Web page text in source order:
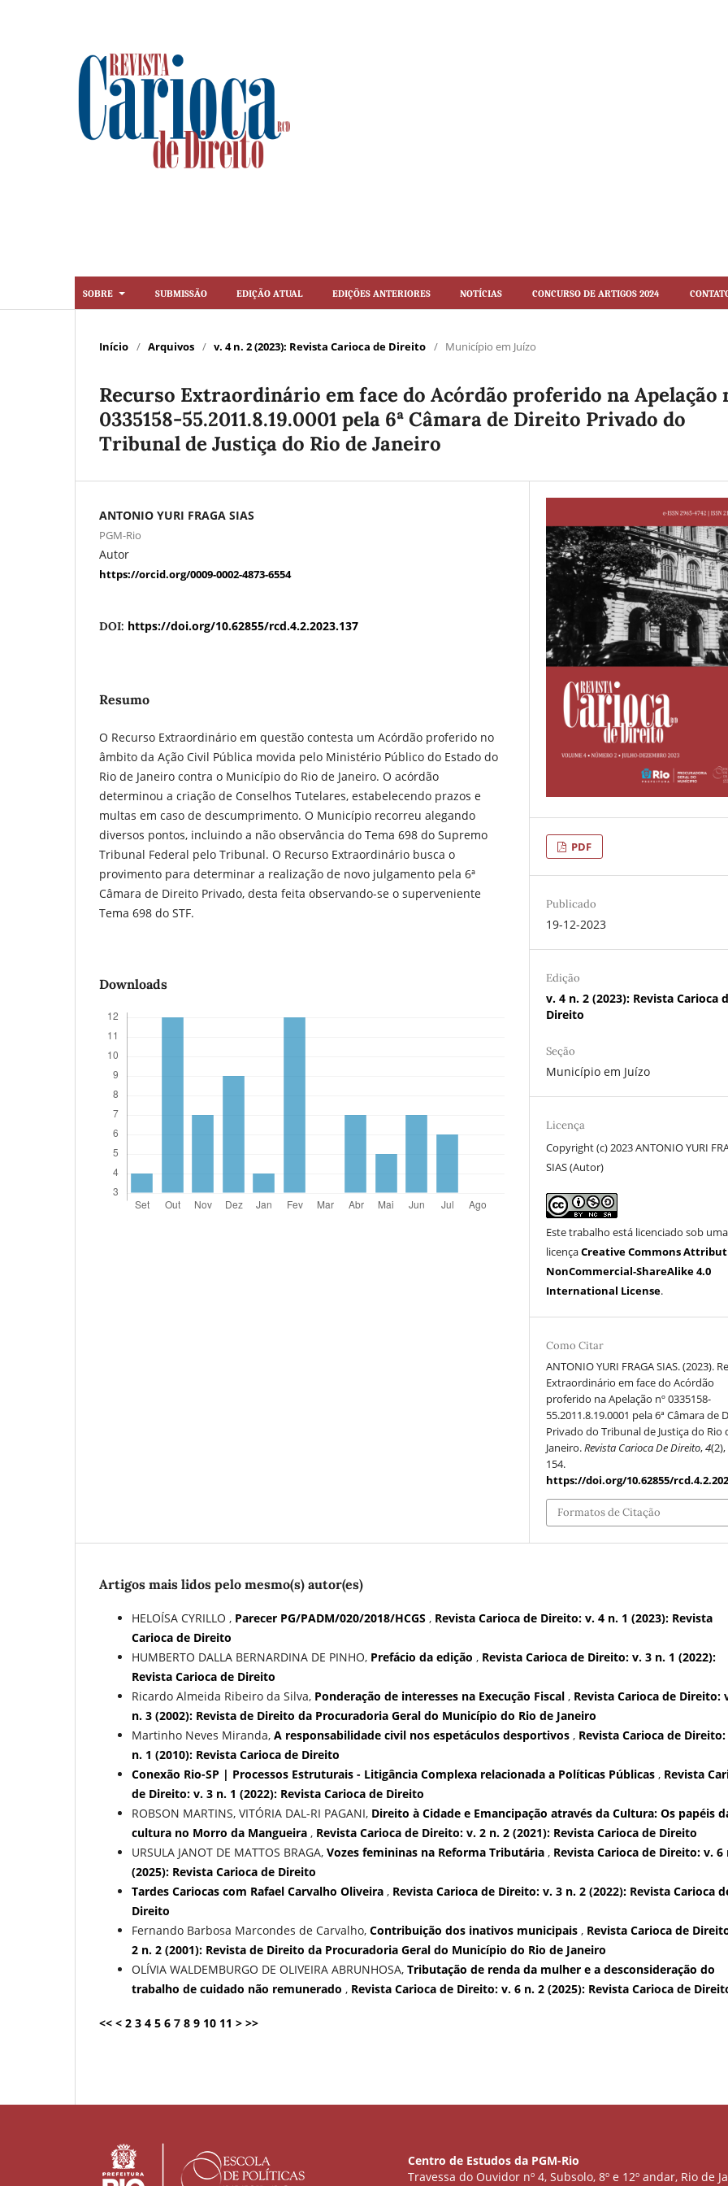
Sobre Submissão Edição Atual Edições Anteriores Notícias Concurso de artigos 2024
Início / Arquivos / v. 4 n. 2 (2023): Revista Carioca de Direito / Município em Juízo
Recurso Extraordinário em face do Acórdão proferido na Apelação
0335158-55.2011.8.19.0001 pela 6ª Câmara de Direito Privado do
Tribunal de Justiça do Rio de Janeiro
ANTONIO YURI FRAGA SIAS
PGM-Rio
Autor
https://orcid.org/0009-0002-4873-6554
DOI: https://doi.org/10.62855/rcd.4.2.2023.137
Resumo
O Recurso Extraordinário em questão contesta um Acórdão proferido no
âmbito da Ação Civil Pública movida pelo Ministério Público do Estado do
Rio de Janeiro contra o Município do Rio de Janeiro. O acórdão
determinou a criação de Conselhos Tutelares, estabelecendo prazos e
multas em caso de descumprimento. O Município recorreu alegando
diversos pontos, incluindo a não observância do Tema 698 do Supremo
Tribunal Federal pelo Tribunal. O Recurso Extraordinário busca o
provimento para determinar a realização de novo julgamento pela 6ª
Câmara de Direito Privado, desta feita observando-se o superveniente
Tema 698 do STF.
Downloads
PDF
Publicado
19-12-2023
Edição
v. 4 n. 2 (2023): Revista Carioca
Direito
Seção
Município em Juízo
Licença
Copyright (c) 2023 ANTONIO YURI
SIAS (Autor)
Este trabalho está licenciado sob uma
licençaCreative Commons
NonCommercial-ShareAlike 4.0
International License.
Como Citar
ANTONIO YURI FRAGA SIAS. (2023).
Extraordinário em face do Acórdão
proferido na Apelação nº 0335158-
55.2011.8.19.0001 pela 6ª Câmara de
Privado do Tribunal de Justiça do Rio
Janeiro.Revista Carioca De Direito,4
154.
https://doi.org/10.62855/
Formatos de Citação
Artigos mais lidos pelo mesmo(s) autor(es)
HELOÍSA CYRILLO , Parecer PG/PADM/020/2018/HCGS , Revista Carioca de Direito: v. 4 n. 1 (2023): Revista
Carioca de Direito
HUMBERTO DALLA BERNARDINA DE PINHO, Prefácio da edição , Revista Carioca de Direito: v. 3 n. 1 (2022):
Revista Carioca de Direito
Ricardo Almeida Ribeiro da Silva, Ponderação de interesses na Execução Fiscal , Revista Carioca de Direito:
n. 3 (2002): Revista de Direito da Procuradoria Geral do Município do Rio de Janeiro
Martinho Neves Miranda, A responsabilidade civil nos espetáculos desportivos , Revista Carioca de Direito:
n. 1 (2010): Revista Carioca de Direito
Conexão Rio-SP | Processos Estruturais - Litigância Complexa relacionada a Políticas Públicas , Revista
de Direito: v. 3 n. 1 (2022): Revista Carioca de Direito
ROBSON MARTINS, VITÓRIA DAL-RI PAGANI, Direito à Cidade e Emancipação através da Cultura: Os papéis
cultura no Morro da Mangueira , Revista Carioca de Direito: v. 2 n. 2 (2021): Revista Carioca de Direito
URSULA JANOT DE MATTOS BRAGA, Vozes femininas na Reforma Tributária , Revista Carioca de Direito: v. 6
(2025): Revista Carioca de Direito
Tardes Cariocas com Rafael Carvalho Oliveira , Revista Carioca de Direito: v. 3 n. 2 (2022): Revista Carioca
Direito
Fernando Barbosa Marcondes de Carvalho, Contribuição dos inativos municipais , Revista Carioca de
2 n. 2 (2001): Revista de Direito da Procuradoria Geral do Município do Rio de Janeiro
OLÍVIA WALDEMBURGO DE OLIVEIRA ABRUNHOSA, Tributação de renda da mulher e a desconsideração do
trabalho de cuidado não remunerado , Revista Carioca de Direito: v. 6 n. 2 (2025): Revista Carioca de
<< < 2 3 4 5 6 7 8 9 10 11 > >>
Centro de Estudos da PGM-Rio
Travessa do Ouvidor nº 4, Subsolo, 8º e 12º andar, Rio de